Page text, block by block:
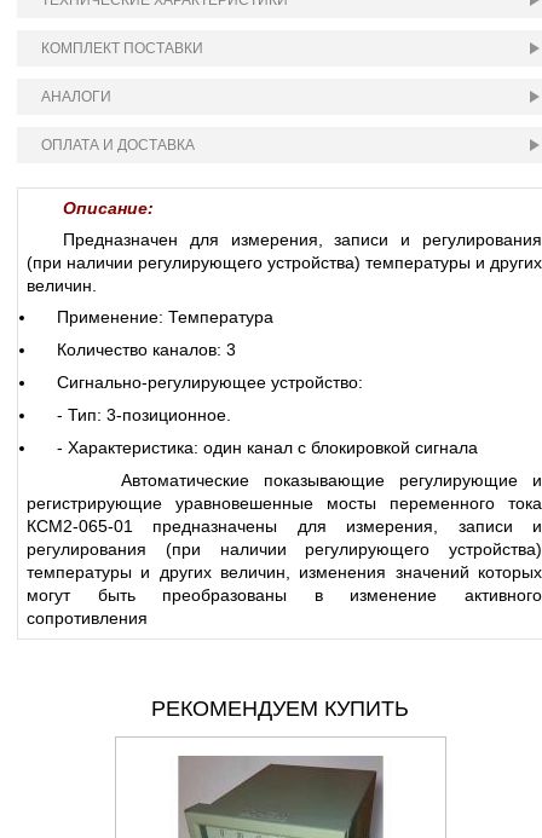
КОМПЛЕКТ ПОСТАВКИ
АНАЛОГИ
ОПЛАТА И ДОСТАВКА
Описание:
Предназначен для измерения, записи и регулирования
(при наличии регулирующего устройства) температуры и других
величин.
Применение: Температура
Количество каналов: 3
Сигнально-регулирующее устройство:
- Тип: 3-позиционное.
- Характеристика: один канал с блокировкой сигнала
Автоматические показывающие регулирующие и
регистрирующие уравновешенные мосты переменного тока
КСМ2-065-01 предназначены для измерения, записи и
регулирования (при наличии регулирующего устройства)
температуры и других величин, изменения значений которых
могут быть преобразованы в изменение активного
сопротивления
РЕКОМЕНДУЕМ КУПИТЬ